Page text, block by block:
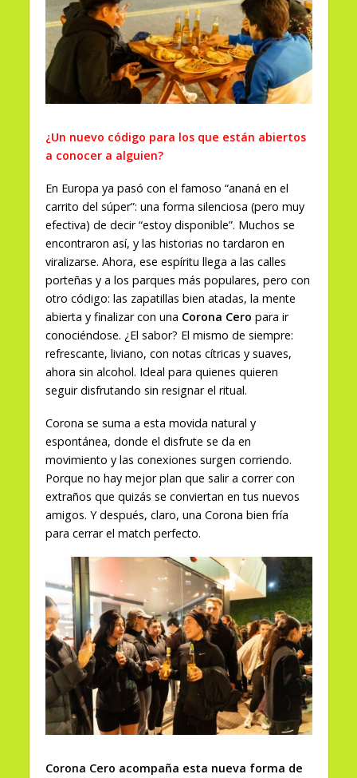
¿Un nuevo código para los que están abiertos
a conocer a alguien?
En Europa ya pasó con el famoso “ananá en el
carrito del súper”: una forma silenciosa (pero muy
efectiva) de decir “estoy disponible”. Muchos se
encontraron así, y las historias no tardaron en
viralizarse. Ahora, ese espíritu llega a las calles
porteñas y a los parques más populares, pero con
otro código: las zapatillas bien atadas, la mente
abierta y finalizar con una Corona Cero para ir
conociéndose. ¿El sabor? El mismo de siempre:
refrescante, liviano, con notas cítricas y suaves,
ahora sin alcohol. Ideal para quienes quieren
seguir disfrutando sin resignar el ritual.
Corona se suma a esta movida natural y
espontánea, donde el disfrute se da en
movimiento y las conexiones surgen corriendo.
Porque no hay mejor plan que salir a correr con
extraños que quizás se conviertan en tus nuevos
amigos. Y después, claro, una Corona bien fría
para cerrar el match perfecto.
Corona Cero acompaña esta nueva forma de